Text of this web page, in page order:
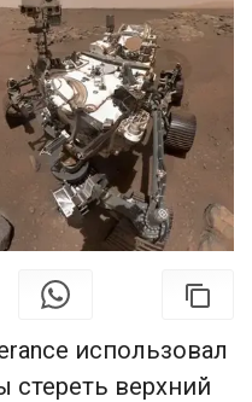
использовал
стереть верхний